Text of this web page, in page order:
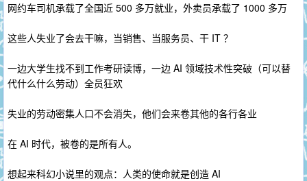
网约车司机承载了全国近 500 多万就业，外卖员承载了 1000 多万
这些人失业了会去干嘛，当销售、当服务员、干 IT ？
一边大学生找不到工作考研读博，一边 AI 领域技术性突破（可以替
代什么什么劳动）全员狂欢
失业的劳动密集人口不会消失，他们会来卷其他的各行各业
在 AI 时代，被卷的是所有人。
想起来科幻小说里的观点：人类的使命就是创造 AI